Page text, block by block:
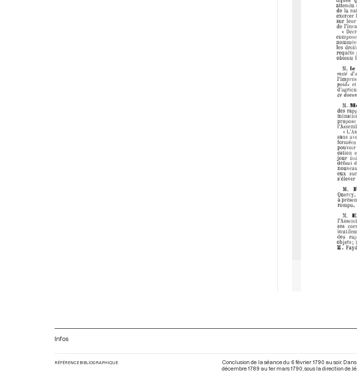
Infos
RÉFÉRENCE BIBLIOGRAPHIQUE
Conclusion de la séance du 6 février 1790 au soir.
décembre 1789 au 1er mars 1790 , sous la direction de